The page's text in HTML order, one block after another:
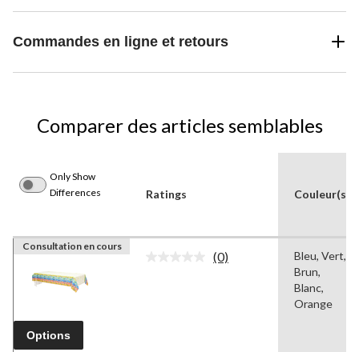
Commandes en ligne et retours
Comparer des articles semblables
Only Show
Differences
Ratings Couleur(s)
Consultation en cours
Options
Aucune
(0)
Bleu, Vert,
Brun,
Blanc,
Orange